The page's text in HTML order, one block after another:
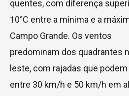
quentes, com diferença
10°C entre a mínima e a
Campo Grande. Os ventos
predominam dos quadrantes
leste, com rajadas que
entre 30 km/h e 50 km/h em